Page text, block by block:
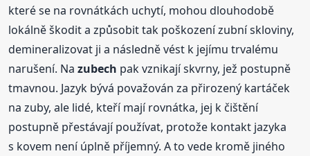
které se na rovnátkách uchytí, mohou dlouhodobě
lokálně škodit a způsobit tak poškození zubní skloviny,
demineralizovat ji a následně vést k jejímu trvalému
narušení. Nazubech pak vznikají skvrny, jež postupně
tmavnou. Jazyk bývá považován za přirozený kartáček
na zuby, ale lidé, kteří mají rovnátka, jej k čištění
postupně přestávají používat, protože kontakt jazyka
s kovem není úplně příjemný. A to vede kromě jiného